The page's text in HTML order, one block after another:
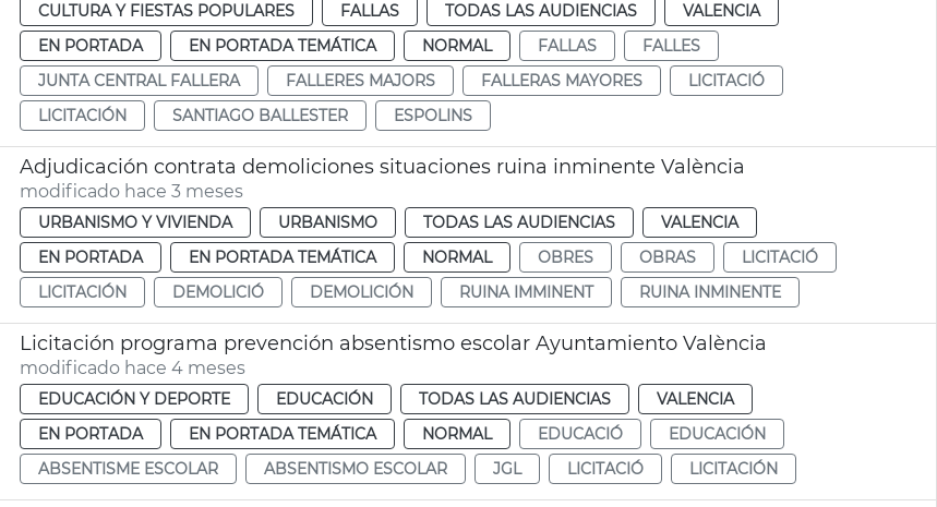
CULTURA Y FIESTAS POPULARES FALLAS TODAS LAS AUDIENCIAS
VALENCIA
EN PORTADA
EN PORTADA TEMÁTICA NORMAL FALLAS
FALLES
JUNTA CENTRAL FALLERA
FALLERES MAJORS FALLERAS MAYORES
LICITACIÓ
LICITACIÓN
SANTIAGO BALLESTER ESPOLINS
Adjudicación contrata demoliciones situaciones ruina inminente València
modificado hace 3 meses
URBANISMO Y VIVIENDA URBANISMO TODAS LAS AUDIENCIAS
VALENCIA
EN PORTADA
EN PORTADA TEMÁTICA NORMAL OBRES OBRAS
LICITACIÓ
LICITACIÓN
DEMOLICIÓ DEMOLICIÓN RUINA IMMINENT RUINA INMINENTE
Licitación programa prevención absentismo escolar Ayuntamiento València
modificado hace 4 meses
EDUCACIÓN Y DEPORTE EDUCACIÓN TODAS LAS AUDIENCIAS
VALENCIA
EN PORTADA
EN PORTADA TEMÁTICA NORMAL EDUCACIÓ
EDUCACIÓN
ABSENTISME ESCOLAR
ABSENTISMO ESCOLAR JGL LICITACIÓ LICITACIÓN